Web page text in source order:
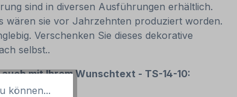
sind in diversen Ausführungen erhältlich.
wären sie vor Jahrzehnten produziert worden.
Verschenken Sie dieses dekorative
selbst..
mit Ihrem Wunschtext - TS-14-10:
können...